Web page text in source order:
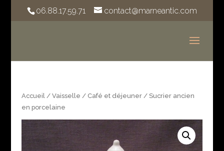
06.88.17.59.71 contact@marneantic.com
Accueil/ Vaisselle / Café et déjeuner/ Sucrier ancien
en porcelaine